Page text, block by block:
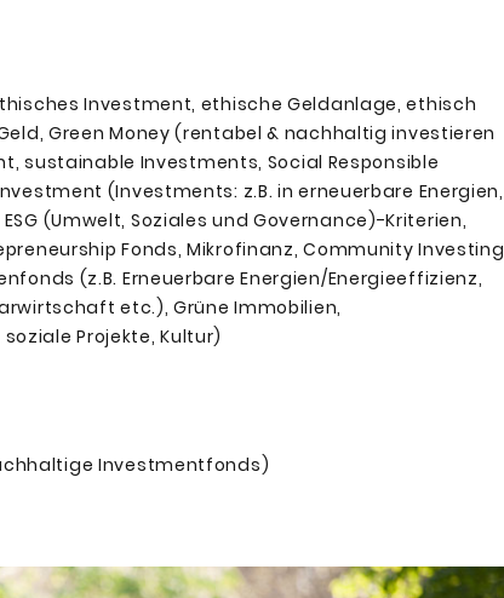
Investment, ethische Geldanlage, ethisch
Green Money (rentabel & nachhaltig investieren
sustainable Investments, Social Responsible
(Investments: z.B. in erneuerbare Energien,
(Umwelt, Soziales und Governance)-Kriterien,
Fonds, Mikrofinanz, Community Investing
(z.B. Erneuerbare Energien/Energieeffizienz,
etc.), Grüne Immobilien,
Projekte, Kultur)
Investmentfonds)